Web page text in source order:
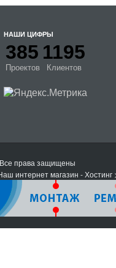
НАШИ ЦИФРЫ
385
Проектов
1195
Клиентов
права защищены
интернет магазин -Хостинг